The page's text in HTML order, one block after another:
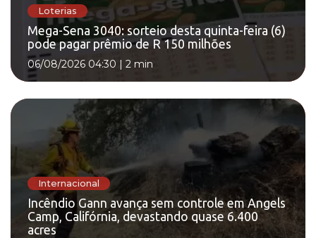
Loterias
Mega-Sena 3040: sorteio desta quinta-feira (6)
pode pagar prêmio de R 150 milhões
06/08/2026 04:30 | 2 min
Internacional
Incêndio Gann avança sem controle em Angels
Camp, Califórnia, devastando quase 6.400
acres